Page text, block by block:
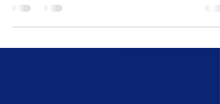
está falando, e de repente... silêncio. Mas
não dos outros — o seu. Você fala,
gesticula, sorri,...